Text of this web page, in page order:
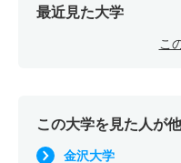
最近見た大学
こ
この大学を見た人が
金沢大学